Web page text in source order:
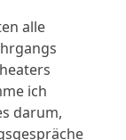
alle
ich
darum,